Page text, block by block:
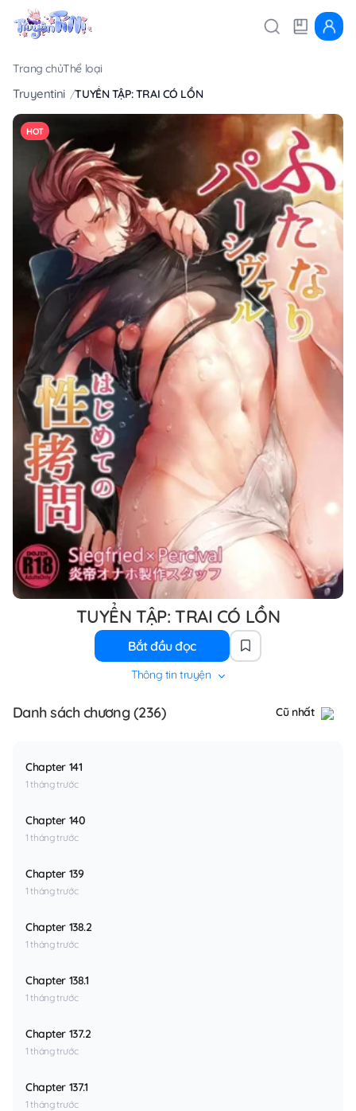
Trang chủThể loại
Truyentini TUYỂN TẬP: TRAI CÓ LỒN
HOT
TUYỂN TẬP: TRAI CÓ LỒN
Bắt đầu đọc
Thông tin truyện
Danh sách chương (236) Cũ nhất
Chapter 141
1 tháng trước
Chapter 140
1 tháng trước
Chapter 139
1 tháng trước
Chapter 138.2
1 tháng trước
Chapter 138.1
1 tháng trước
Chapter 137.2
1 tháng trước
Chapter 137.1
1 tháng trước